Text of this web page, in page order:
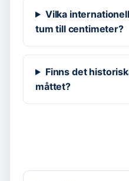
Vilka
tum till centimeter?
Finns det
måttet?